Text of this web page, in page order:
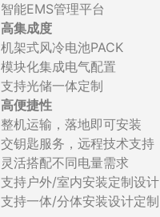
智能EMS管理平台
高集成度
机架式风冷电池PACK
模块化集成电气配置
支持光储一体定制
高便捷性
整机运输，落地即可安装
交钥匙服务，远程技术支持
灵活搭配不同电量需求
支持户外/室内安装定制设计
支持一体/分体安装设计定制